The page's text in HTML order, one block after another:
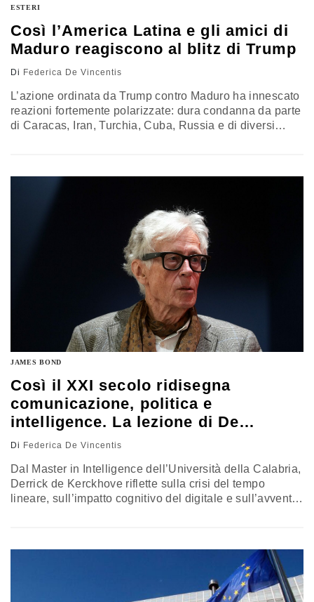
ESTERI
Così l’America Latina e gli amici di
Maduro reagiscono al blitz di Trump
Di Federica De Vincentis
L’azione ordinata da Trump contro Maduro ha innescato
reazioni fortemente polarizzate: dura condanna da parte
di Caracas, Iran, Turchia, Cuba, Russia e di diversi
JAMES BOND
Così il XXI secolo ridisegna
comunicazione, politica e
intelligence. La lezione di De
Kerckhove
Di Federica De Vincentis
Dal Master in Intelligence dell’Università della Calabria,
Derrick de Kerckhove riflette sulla crisi del tempo
lineare, sull’impatto cognitivo del digitale e sull’avvento